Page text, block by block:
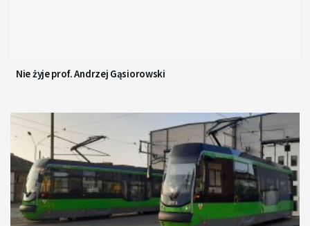
Nie żyje prof. Andrzej Gąsiorowski